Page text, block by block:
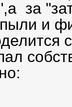
за
и